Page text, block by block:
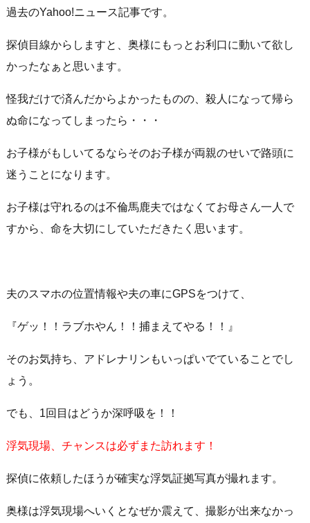
過去のYahoo!ニュース記事です。
探偵目線からしますと、奥様にもっとお利口に動いて欲し
かったなぁと思います。
怪我だけで済んだからよかったものの、殺人になって帰ら
ぬ命になってしまったら・・・
お子様がもしいてるならそのお子様が両親のせいで路頭に
迷うことになります。
お子様は守れるのは不倫馬鹿夫ではなくてお母さん一人で
すから、命を大切にしていただきたく思います。
夫のスマホの位置情報や夫の車にGPSをつけて、
『ゲッ！！ラブホやん！！捕まえてやる！！』
そのお気持ち、アドレナリンもいっぱいでていることでし
ょう。
でも、1回目はどうか深呼吸を！！
浮気現場、チャンスは必ずまた訪れます！
探偵に依頼したほうが確実な浮気証拠写真が撮れます。
奥様は浮気現場へいくとなぜか震えて、撮影が出来なかっ